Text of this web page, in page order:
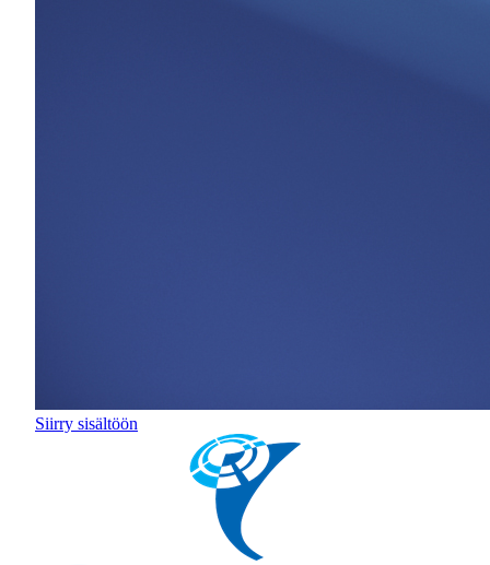
Siirry sisältöön